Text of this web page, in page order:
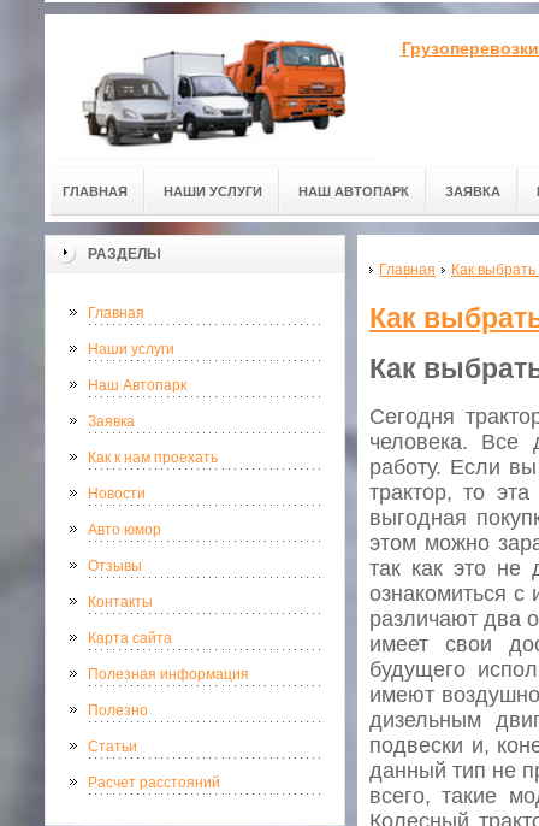
ГЛАВНАЯ НАШИ УСЛУГИ НАШ АВТОПАРК ЗАЯВКА
РАЗДЕЛЫ
Главная
Наши услуги
Наш Автопарк
Заявка
Как к нам проехать
Новости
Авто юмор
Отзывы
Контакты
Карта сайта
Полезная информация
Полезно
Статьи
Расчет расстояний
Главная Как
Как
Как
Сегодня
человека. Все
работу. Если
трактор, то
выгодная
этом можно
так как это не
ознакомиться
различают два
имеет свои
будущего
имеют
дизельным
подвески и,
данный тип не
всего, такие
Колесный